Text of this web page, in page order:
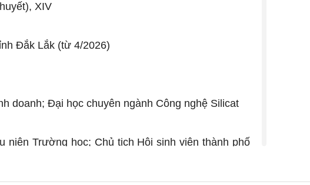
XIV
Đắk Lắk (từ 4/2026)
doanh; Đại học chuyên ngành Công nghệ Silicat
niên Trường học; Chủ tịch Hội sinh viên thành phố